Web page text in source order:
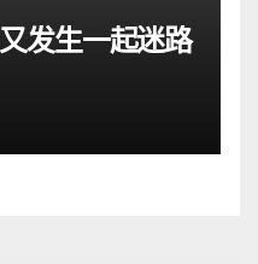
发生一起迷路